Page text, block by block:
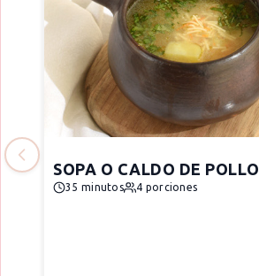
SOPA O CALDO DE POLLO
35 minutos 4 porciones